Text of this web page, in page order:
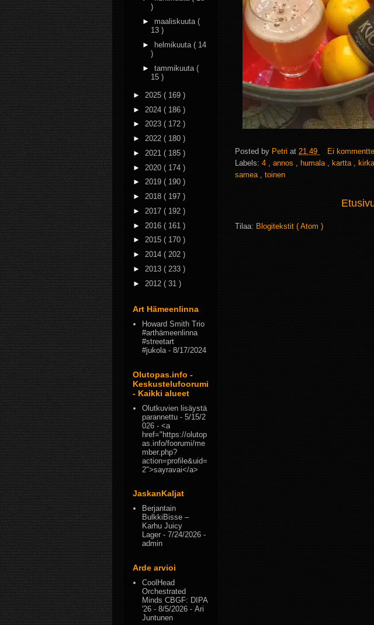
Posted by Petri at 21.49
Ei
Labels: 4 , annos , humala , kartta ,
samea , toinen
Tilaa: Blogitekstit ( Atom )
)
► maaliskuuta (
13 )
►
helmikuuta ( 14
)
► tammikuuta (
15 )
► 2025 ( 169 )
► 2024 ( 186 )
► 2023 ( 172 )
► 2022 ( 180 )
► 2021 ( 185 )
► 2020 ( 174 )
► 2019 ( 190 )
► 2018 ( 197 )
► 2017 ( 192 )
► 2016 ( 161 )
► 2015 ( 170 )
► 2014 ( 202 )
► 2013 ( 233 )
► 2012 ( 31 )
Art Hämeenlinna
Howard Smith Trio
#arthämeenlinna
#streetart
#jukola- 8/17/2024
Olutopas.info -
Keskustelufoorumi
- Kaikki alueet
Olutkuvien lisäystä
parannettu - 5/15/2
026 - <a
href="https://olutop
as.info/foorumi/me
mber.php?
action=profile&uid=
2">sayravai</a>
JaskanKaljat
Berjantain
BulkkiBisse –
Karhu Juicy
Lager - 7/24/2026 -
admin
Arde arvioi
CoolHead
Orchestrated
Minds CBGF: DIPA
'26 - 8/5/2026 - Ari
Juntunen